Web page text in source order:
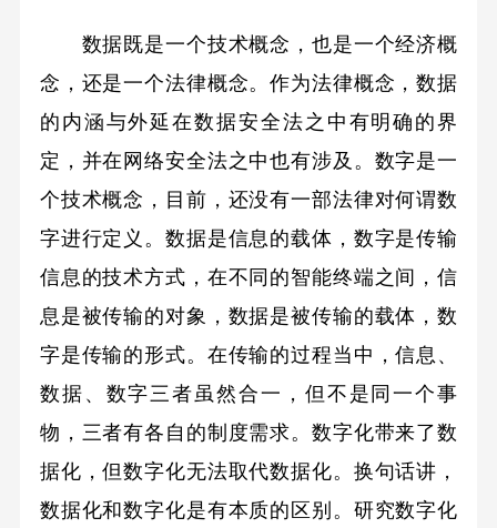
数据既是一个技术概念，也是一个经济概
念，还是一个法律概念。作为法律概念，数据
的内涵与外延在数据安全法之中有明确的界
定，并在网络安全法之中也有涉及。数字是一
个技术概念，目前，还没有一部法律对何谓数
字进行定义。数据是信息的载体，数字是传输
信息的技术方式，在不同的智能终端之间，信
息是被传输的对象，数据是被传输的载体，数
字是传输的形式。在传输的过程当中，信息、
数据、数字三者虽然合一，但不是同一个事
物，三者有各自的制度需求。数字化带来了数
据化，但数字化无法取代数据化。换句话讲，
数据化和数字化是有本质的区别。研究数字化